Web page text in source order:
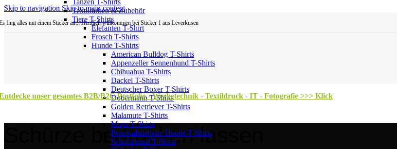
Skip to navigation Skip to main content
fing alles mit einem Sticker an... Herzlich willkommen bei Sticker 1 aus Leverkusen
Textilfarben & Zubehör
Tiere T-Shirts
Elefanten T-Shirt
Frosch T-Shirts
Hunde T-Shirts
American Bulldog T-Shirts
Appenzeller Sennenhund T-Shirts
Chihuahua T-Shirts
Dackel T-Shirts
Deutscher Boxer T-Shirts
Dobermann T-Shirts
Golden Retriever T-Shirts
Malamute T-Shirts
Mops T-Shirts
Personalisierbare Hunde T-Shirts
Schäferhund T-Shirts
unser gesamtes B2B/B2C Portfolio - Werbetechnik - Textildruck - IT - Fotografie >>> Klick
Schürze bedrucken lassen